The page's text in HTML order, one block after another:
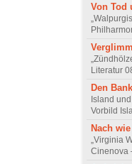
Von Tod
Literatur
Den
Island
Vorbild
Nach
„Virginia
Cinenova